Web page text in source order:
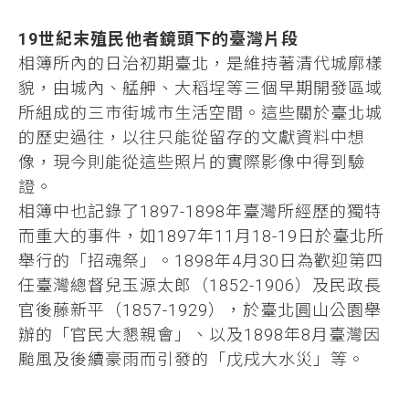
19世紀末殖民他者鏡頭下的臺灣片段
相簿所內的日治初期臺北，是維持著清代城廓樣
貌，由城內、艋舺、大稻埕等三個早期開發區域
所組成的三市街城市生活空間。這些關於臺北城
的歷史過往，以往只能從留存的文獻資料中想
像，現今則能從這些照片的實際影像中得到驗
證。
相簿中也記錄了1897-1898年臺灣所經歷的獨特
而重大的事件，如1897年11月18-19日於臺北所
舉行的「招魂祭」。1898年4月30日為歡迎第四
任臺灣總督兒玉源太郎（1852-1906）及民政長
官後藤新平（1857-1929），於臺北圓山公園舉
辦的「官民大懇親會」、以及1898年8月臺灣因
颱風及後續豪雨而引發的「戊戌大水災」等。